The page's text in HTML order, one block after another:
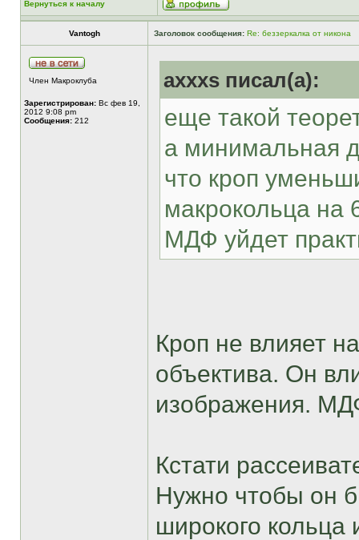
Вернуться к началу
Vantogh Заголовок сообщения: Re: беззеркалка от никона
Член Макроклуба
Зарегистрирован: Вс фев 19,
2012 9:08 pm
Сообщения: 212
axxxs писал(а):
еще такой
а минимальная
что кроп
макрокольца на
МДФ уйдет
Кроп не влияет
объектива. Он
изображения.
Кстати
Нужно чтобы он
широкого кольца